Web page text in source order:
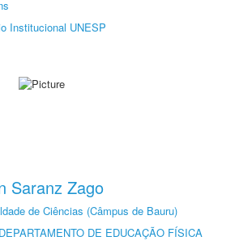
Institucional UNESP
Saranz Zago
de Ciências (Câmpus de Bauru)
DEPARTAMENTO DE EDUCAÇÃO FÍSICA